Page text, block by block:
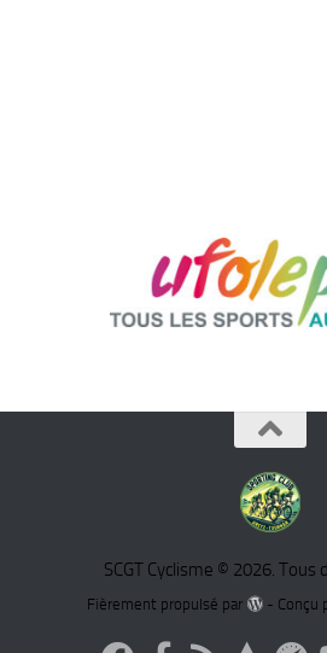
SCGT Cyclisme © 2026. Tous
Fièrement propulsé par - Conçu